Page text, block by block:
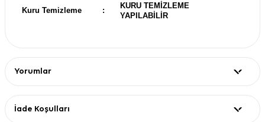
Kuru Temizleme :
KURU TEMİZLEME
YAPILABİLİR
Yorumlar
İade Koşulları